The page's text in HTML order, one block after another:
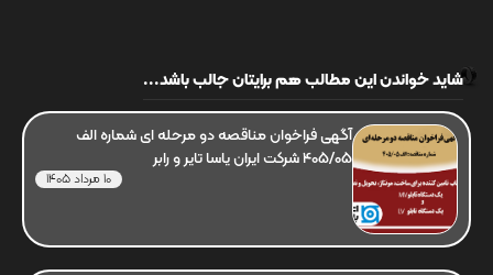
شاید خواندن این مطالب هم برایتان جالب باشد...
آگهی فراخوان مناقصه دو مرحله ای شماره الف
405/05 شرکت ایران یاسا تایر و رابر
10 مرداد 1405